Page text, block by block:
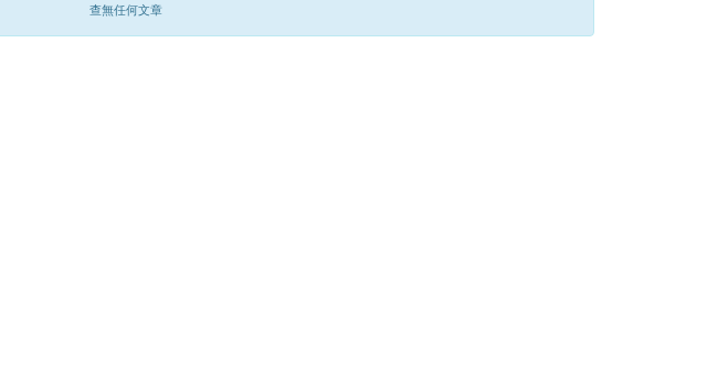
查無任何文章